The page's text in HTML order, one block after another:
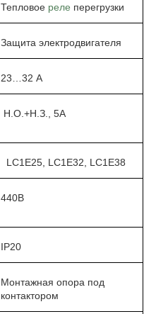
Тепловое реле перегрузки
Защита электродвигателя
23…32 A
Н.О.+Н.З., 5А
LC1E25, LC1E32, LC1E38
440В
IP20
Монтажная опора под
контактором